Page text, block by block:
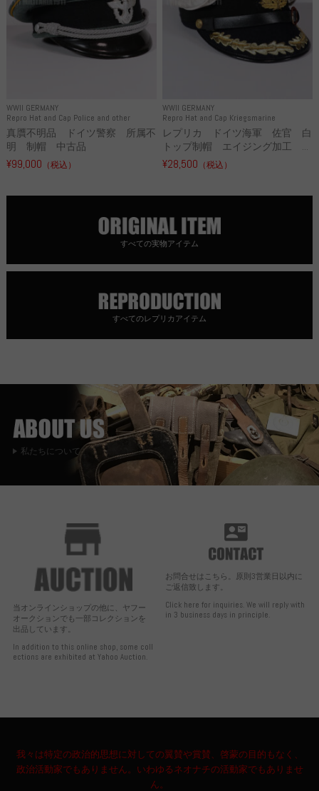
WWII GERMANY
Repro Hat and Cap Police and other
真贋不明品 ドイツ警察 所属不
明 制帽 中古品
¥99,000 （税込）
WWII GERMANY
Repro Hat and Cap Kriegsmarine
レプリカ ドイツ海軍 佐官 白
トップ制帽 エイジング加工 ...
¥28,500 （税込）
すべての実物アイテム
すべてのレプリカアイテム
私たちについて
当オンラインショップの他に、ヤフー
オークションでも一部コレクションを
出品しています。
In addition to this online shop, some coll
ections are exhibited at Yahoo Auction.
お問合せはこちら。原則3営業日以内に
ご返信致します。
Click here for inquiries. We will reply with
in 3 business days in principle.
我々は特定の政治的思想に対しての翼賛や賞賛、啓蒙の目的もなく、
政治活動家でもありません。いわゆるネオナチの活動家でもありませ
ん。